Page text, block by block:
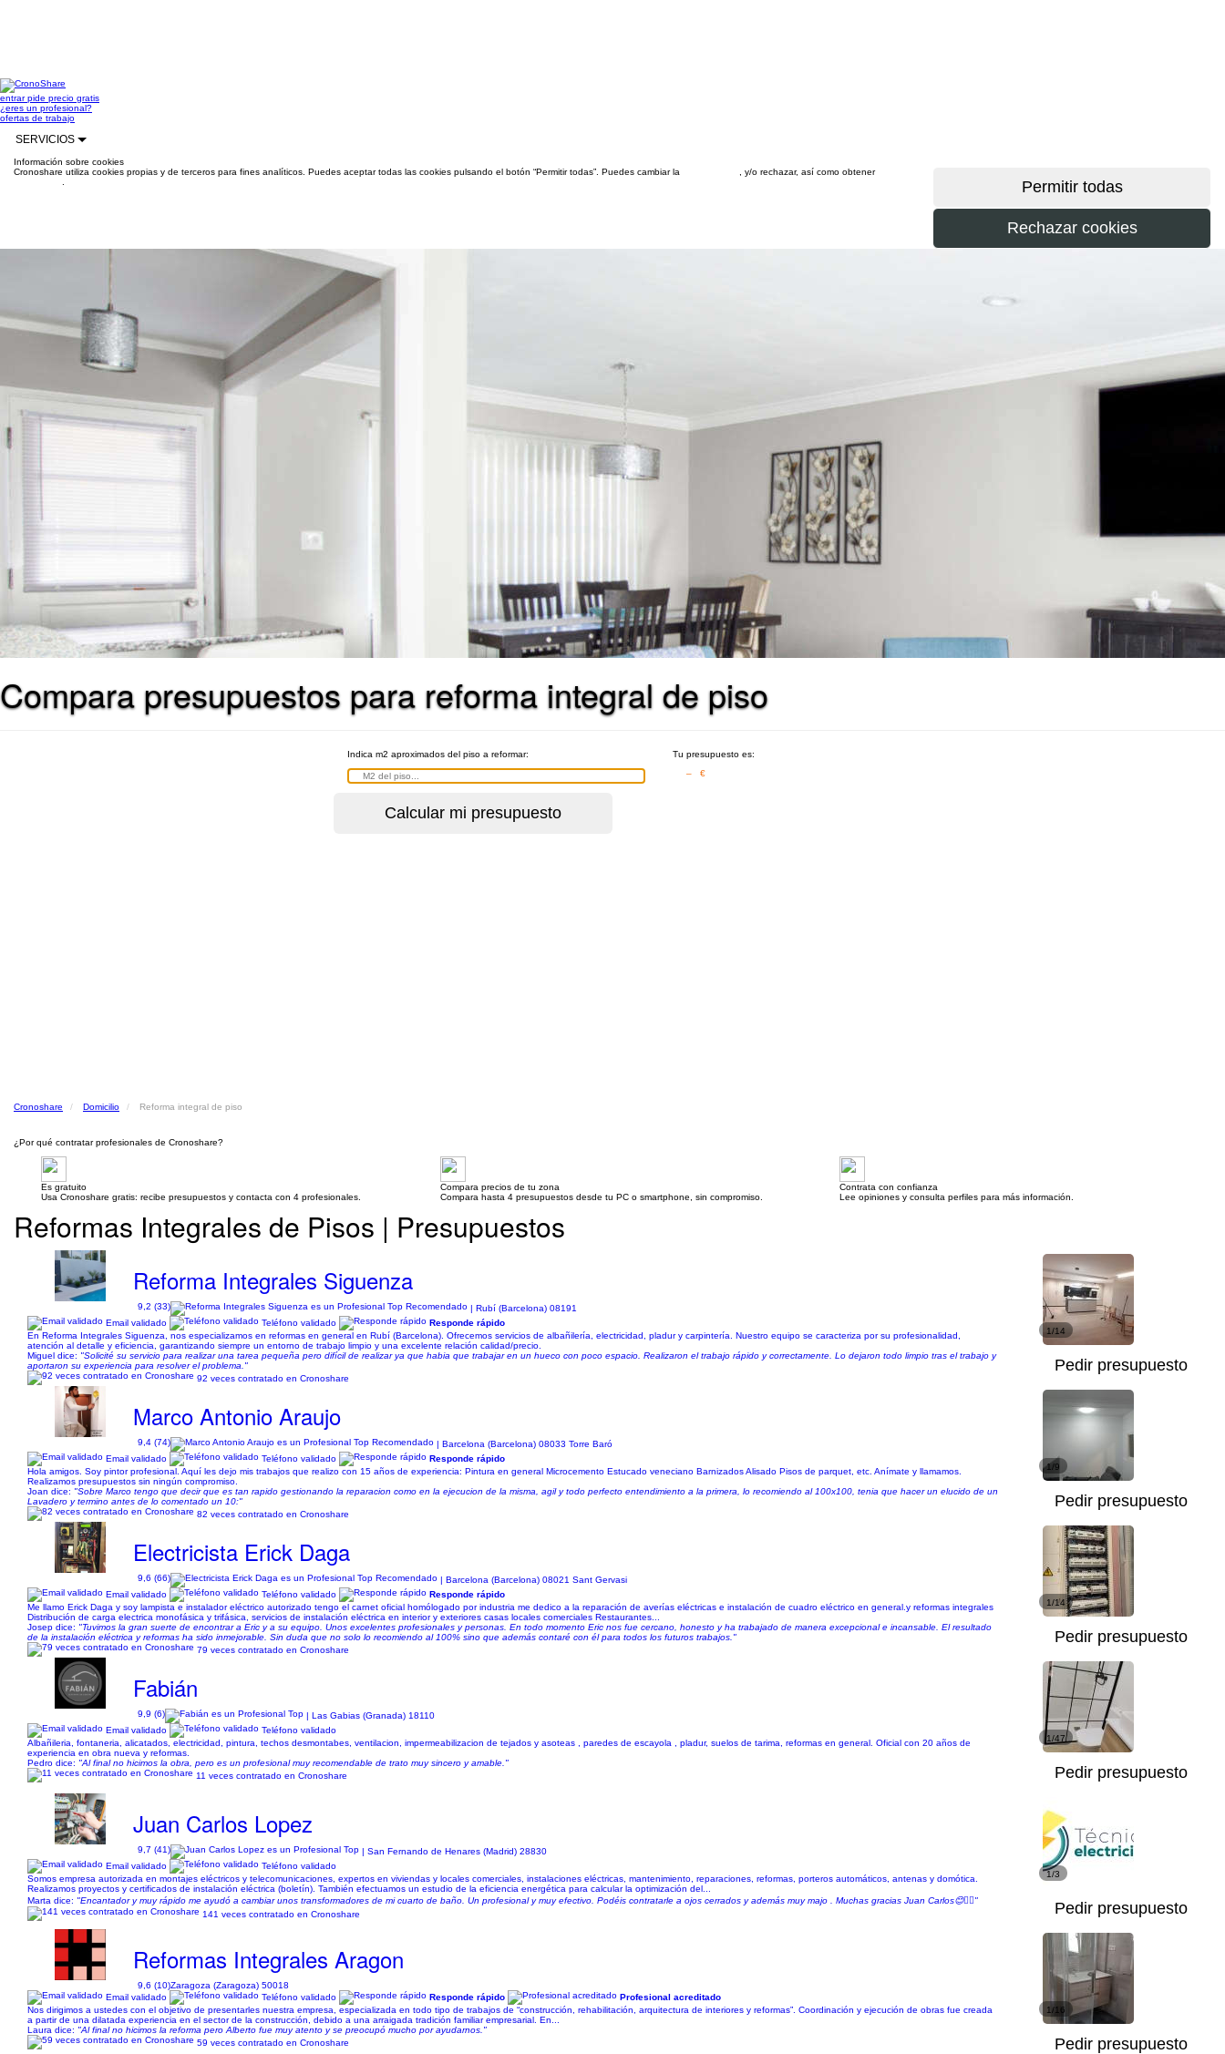
entrarpide precio gratis
¿eres un profesional?
ofertas de trabajo
SERVICIOS
Información sobre cookies
Cronoshare utiliza cookies propias y de terceros para fines analíticos. Puedes aceptar todas las cookies pulsando el botón “Permitir todas”. Puedes cambiar la
, y/o rechazar, así como obtener
Compara presupuestos para reforma integral de piso
Indica m2 aproximados del piso a reformar:
Tu presupuesto es:
– €
Cronoshare Domicilio Reforma integral de piso
¿Por qué contratar profesionales de Cronoshare?
Es gratuito
Usa Cronoshare gratis: recibe presupuestos y contacta con 4 profesionales.
Compara precios de tu zona
Compara hasta 4 presupuestos desde tu PC o smartphone, sin compromiso.
Contrata con confianza
Lee opiniones y consulta perfiles para más información.
Reformas Integrales de Pisos | Presupuestos
Reforma Integrales Siguenza
9,2 (33)
| Rubí (Barcelona) 08191
Email validado
Teléfono validado
Responde rápido
En Reforma Integrales Siguenza, nos especializamos en reformas en general en Rubí (Barcelona). Ofrecemos servicios de albañilería, electricidad, pladur y carpintería. Nuestro equipo se caracteriza por su profesionalidad,
atención al detalle y eficiencia, garantizando siempre un entorno de trabajo limpio y una excelente relación calidad/precio.
Miguel dice: "Solicité su servicio para realizar una tarea pequeña pero difícil de realizar ya que habia que trabajar en un hueco con poco espacio. Realizaron el trabajo rápido y correctamente. Lo dejaron todo limpio tras el trabajo y
aportaron su experiencia para resolver el problema."
92 veces contratado en Cronoshare
1/14
Pedir presupuesto
Marco Antonio Araujo
9,4 (74)
| Barcelona (Barcelona) 08033 Torre Baró
Email validado
Teléfono validado
Responde rápido
Hola amigos. Soy pintor profesional. Aquí les dejo mis trabajos que realizo con 15 años de experiencia: Pintura en general Microcemento Estucado veneciano Barnizados Alisado Pisos de parquet, etc. Anímate y llamamos.
Realizamos presupuestos sin ningún compromiso.
Joan dice: "Sobre Marco tengo que decir que es tan rapido gestionando la reparacion como en la ejecucion de la misma, agil y todo perfecto entendimiento a la primera, lo recomiendo al 100x100, tenia que hacer un elucido de un
Lavadero y termino antes de lo comentado un 10:"
82 veces contratado en Cronoshare
1/9
Pedir presupuesto
Electricista Erick Daga
9,6 (66)
| Barcelona (Barcelona) 08021 Sant Gervasi
Email validado
Teléfono validado
Responde rápido
Me llamo Erick Daga y soy lampista e instalador eléctrico autorizado tengo el carnet oficial homólogado por industria me dedico a la reparación de averías eléctricas e instalación de cuadro eléctrico en general.y reformas integrales
Distribución de carga electrica monofásica y trifásica, servicios de instalación eléctrica en interior y exteriores casas locales comerciales Restaurantes...
Josep dice: "Tuvimos la gran suerte de encontrar a Eric y a su equipo. Unos excelentes profesionales y personas. En todo momento Eric nos fue cercano, honesto y ha trabajado de manera excepcional e incansable. El resultado
de la instalación eléctrica y reformas ha sido inmejorable. Sin duda que no solo lo recomiendo al 100% sino que además contaré con él para todos los futuros trabajos."
79 veces contratado en Cronoshare
1/14
Pedir presupuesto
Fabián
9,9 (6)
| Las Gabias (Granada) 18110
Email validado
Teléfono validado
Albañileria, fontaneria, alicatados, electricidad, pintura, techos desmontabes, ventilacion, impermeabilizacion de tejados y asoteas , paredes de escayola , pladur, suelos de tarima, reformas en general. Oficial con 20 años de
experiencia en obra nueva y reformas.
Pedro dice: "Al final no hicimos la obra, pero es un profesional muy recomendable de trato muy sincero y amable."
11 veces contratado en Cronoshare
1/47
Pedir presupuesto
Juan Carlos Lopez
9,7 (41)
| San Fernando de Henares (Madrid) 28830
Email validado
Teléfono validado
Somos empresa autorizada en montajes eléctricos y telecomunicaciones, expertos en viviendas y locales comerciales, instalaciones eléctricas, mantenimiento, reparaciones, reformas, porteros automáticos, antenas y domótica.
Realizamos proyectos y certificados de instalación eléctrica (boletín). También efectuamos un estudio de la eficiencia energética para calcular la optimización del...
Marta dice: "Encantador y muy rápido me ayudó a cambiar unos transformadores de mi cuarto de baño. Un profesional y muy efectivo. Podéis contratarle a ojos cerrados y además muy majo . Muchas gracias Juan Carlos😊👌🏻"
141 veces contratado en Cronoshare
1/3
Pedir presupuesto
Reformas Integrales Aragon
9,6 (10)Zaragoza (Zaragoza) 50018
Email validado
Teléfono validado Responde rápido
Profesional acreditado
Nos dirigimos a ustedes con el objetivo de presentarles nuestra empresa, especializada en todo tipo de trabajos de “construcción, rehabilitación, arquitectura de interiores y reformas”. Coordinación y ejecución de obras fue creada
a partir de una dilatada experiencia en el sector de la construcción, debido a una arraigada tradición familiar empresarial. En...
Laura dice: "Al final no hicimos la reforma pero Alberto fue muy atento y se preocupó mucho por ayudarnos."
59 veces contratado en Cronoshare
1/16
Pedir presupuesto